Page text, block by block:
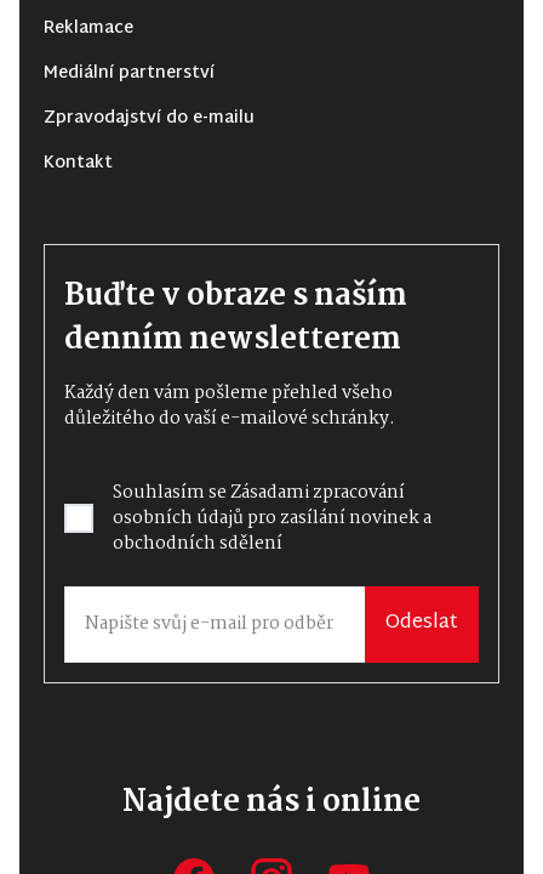
Reklamace
Mediální partnerství
Zpravodajství do e-mailu
Kontakt
Buďte v obraze s naším
denním newsletterem
Každý den vám pošleme přehled všeho
důležitého do vaší e-mailové schránky.
Souhlasím seZásadami zpracování
osobních údajůpro zasílání novinek a
obchodních sdělení
Odeslat
Najdete nás i online